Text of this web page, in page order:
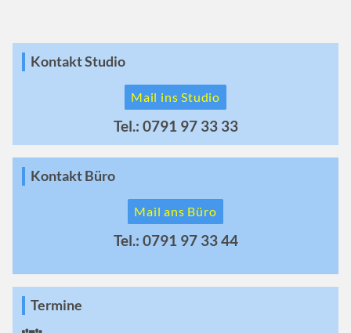
Kontakt Studio
Mail ins Studio
Tel.: 0791 97 33 33
Kontakt Büro
Mail ans Büro
Tel.: 0791 97 33 44
Termine